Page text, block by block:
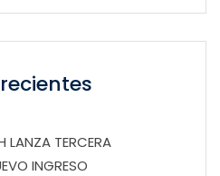
LANZA TERCERA
INGRESO